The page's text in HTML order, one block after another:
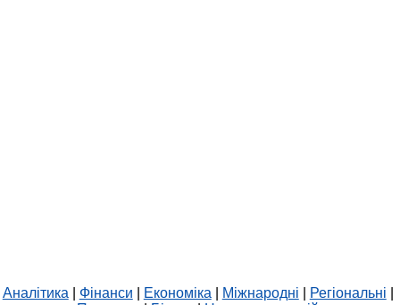
Аналітика Фінанси Економіка Міжнародні Регіональні